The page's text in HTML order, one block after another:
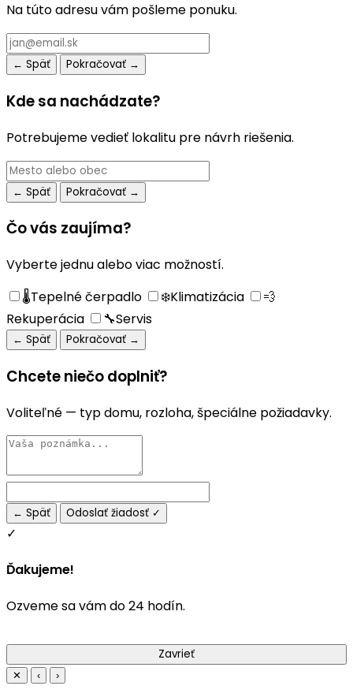
Na túto adresu vám pošleme ponuku.
← Späť Pokračovať →
Kde sa nachádzate?
Potrebujeme vedieť lokalitu pre návrh riešenia.
← Späť Pokračovať →
Čo vás zaujíma?
Vyberte jednu alebo viac možností.
🌡️Tepelné čerpadlo ❄️Klimatizácia
💨
Rekuperácia
🔧Servis
← Späť Pokračovať →
Chcete niečo doplniť?
Voliteľné — typ domu, rozloha, špeciálne požiadavky.
← Späť Odoslať žiadosť ✓
✓
Ďakujeme!
Ozveme sa vám do 24 hodín.
Zavrieť
✕ ‹ ›